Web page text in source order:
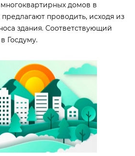
домов в
проводить, исходя из
здания. Соответствующий
Госдуму.